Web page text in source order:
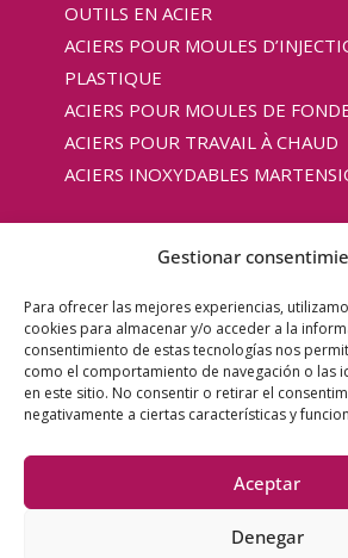
Gestionar
Para ofrecer las mejores experiencias,
cookies para almacenar y/o acceder a la
consentimiento de estas tecnologías nos
como el comportamiento de navegación o las
en este sitio. No consentir o retirar el
negativamente a ciertas características y
Aceptar
Denegar
OUTILS EN ACIER
ACIERS POUR MOULES
PLASTIQUE
ACIERS POUR MOULES DE
ACIERS POUR TRAVAIL À CHAUD
ACIERS INOXYDABLES
Copyright © 2025 Aceros COAC |
|Politique de confidentialité|
UE|Actualités
Toutefois, les points de vue et les
n’engagent que leur(s) auteur(s) et
nécessairement ceux de l’Union